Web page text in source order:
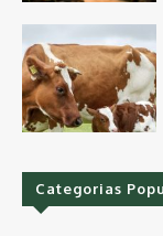
Categorias